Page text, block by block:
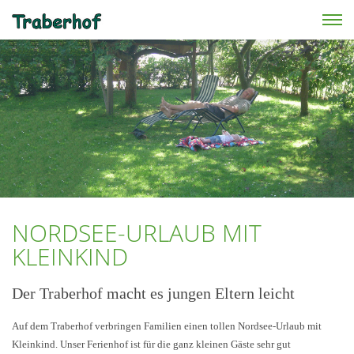
Skip to main content
NORDSEE-URLAUB MIT
KLEINKIND
Der Traberhof macht es jungen Eltern leicht
Auf dem Traberhof verbringen Familien einen tollen Nordsee-Urlaub mit
Kleinkind. Unser Ferienhof ist für die ganz kleinen Gäste sehr gut